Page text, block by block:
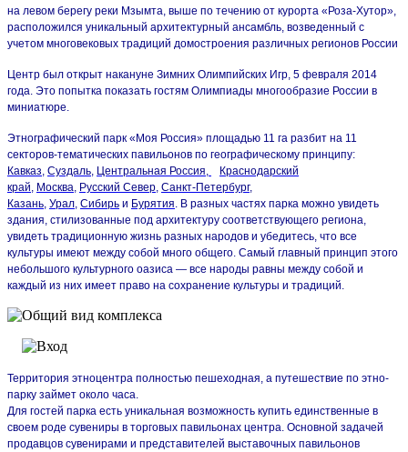
на левом берегу реки Мзымта, выше по течению от курорта «Роза-Хутор»,
расположился уникальный архитектурный ансамбль, возведенный с
учетом многовековых традиций домостроения различных регионов России
Центр был открыт накануне Зимних Олимпийских Игр, 5 февраля 2014
года. Это попытка показать гостям Олимпиады многообразие России в
миниатюре.
Этнографический парк «Моя Россия» площадью 11 га разбит на 11
секторов-тематических павильонов по географическому принципу:
Кавказ Суздаль Центральная Россия,
Краснодарский
край Москва Русский Север Санкт-Петербург,
Казань Урал Сибирь и Бурятия . В разных частях парка можно увидеть
здания, стилизованные под архитектуру соответствующего региона,
увидеть традиционную жизнь разных народов и убедитесь, что все
культуры имеют между собой много общего. Самый главный принцип этого
небольшого культурного оазиса — все народы равны между собой и
каждый из них имеет право на сохранение культуры и традиций.
Территория этноцентра полностью пешеходная, а путешествие по этно-
парку займет около часа.
Для гостей парка есть уникальная возможность купить единственные в
своем роде сувениры в торговых павильонах центра. Основной задачей
продавцов сувенирами и представителей выставочных павильонов